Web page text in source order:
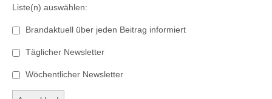
Liste(n) auswählen:
Brandaktuell über jeden Beitrag informiert
Täglicher Newsletter
Wöchentlicher Newsletter